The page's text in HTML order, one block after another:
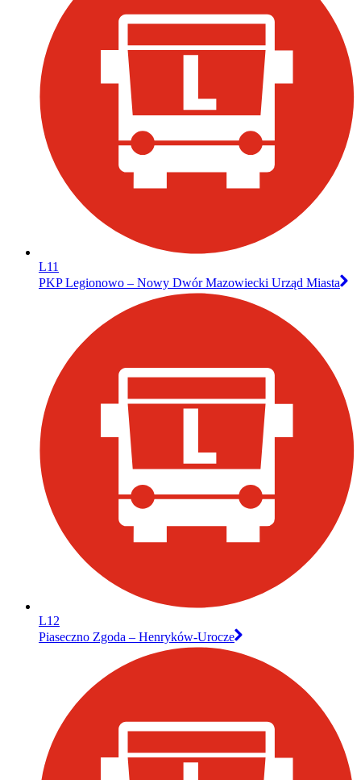
L11
PKP Legionowo – Nowy Dwór Mazowiecki Urząd Miasta
L12
Piaseczno Zgoda – Henryków-Urocze